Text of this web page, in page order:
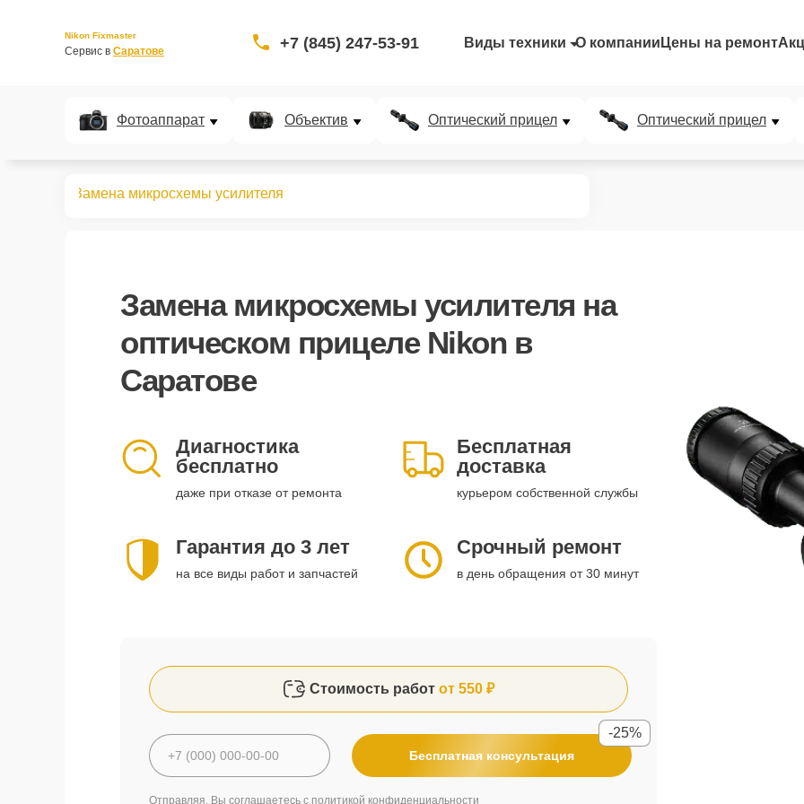
Nikon Fixmaster
Сервис в Саратове +7 (845) 247-53-91 Виды техники О компании Цены на ремонт
Фотоаппарат Объектив Оптический прицел Оптический прицел
Замена микросхемы усилителя
Замена микросхемы усилителя на
оптическом прицеле Nikon в
Саратове
Диагностика
бесплатно
даже при отказе от ремонта
Бесплатная
доставка
курьером собственной службы
Гарантия до 3 лет
на все виды работ и запчастей
Срочный ремонт
в день обращения от 30 минут
Стоимость работ от 550 ₽
Бесплатная консультация
-25%
Отправляя, Вы соглашаетесь с политикой конфиденциальности